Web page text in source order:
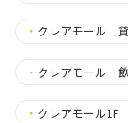
・ クレアモール
・ クレアモール
・ クレアモール1F